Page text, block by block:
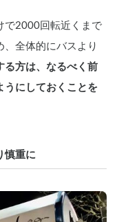
で2000回転近くまで
、全体的にバスより
る方は、なるべく前
うにしておくことを
慎重に